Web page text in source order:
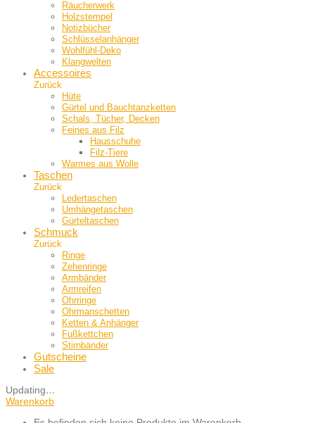
Räucherwerk
Holzstempel
Notizbücher
Schlüsselanhänger
Wohlfühl-Deko
Klangwelten
Accessoires
Zurück
Hüte
Gürtel und Bauch­tanzketten
Schals, Tücher, Decken
Feines aus Filz
Hausschuhe
Filz-Tiere
Warmes aus Wolle
Taschen
Zurück
Ledertaschen
Umhängetaschen
Gürteltaschen
Schmuck
Zurück
Ringe
Zehenringe
Armbänder
Armreifen
Ohrringe
Ohrmanschetten
Ketten & Anhänger
Fußkettchen
Stirnbänder
Gutscheine
Sale
Updating…
Warenkorb